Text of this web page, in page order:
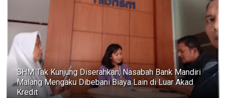
SHM Tak Kunjung Diserahkan, Nasabah Bank Mandiri
Malang Mengaku Dibebani Biaya Lain di Luar Akad
Kredit